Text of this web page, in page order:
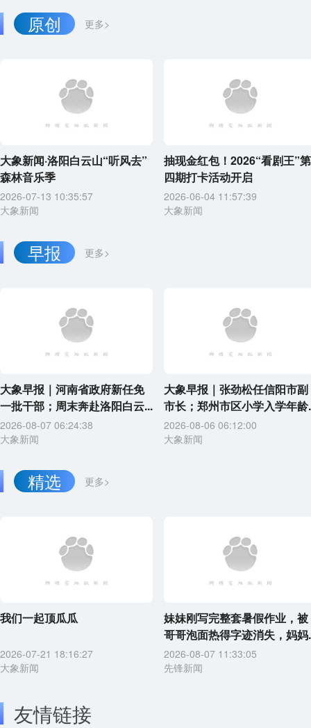
更多>
原创
大象新闻·洛阳白云山“听风去”
森林音乐季
2026-07-13 10:35:57
大象新闻
抽现金红包！2026“看剧王”第
四期打卡活动开启
2026-06-04 11:57:39
大象新闻
更多>
早报
大象早报｜河南省政府新任免
一批干部；周末奔赴洛阳白云...
2026-08-07 06:24:38
大象新闻
大象早报｜张劲松任信阳市副
市长；郑州市区小学入学年龄
2026-08-06 06:12:00
大象新闻
更多>
精选
我们一起顶瓜瓜
2026-07-21 18:16:27
大象新闻
妹妹刚写完整套暑假作业，被
哥哥泡面热得字迹消失，妈妈
2026-08-07 11:33:05
先锋新闻
友情链接